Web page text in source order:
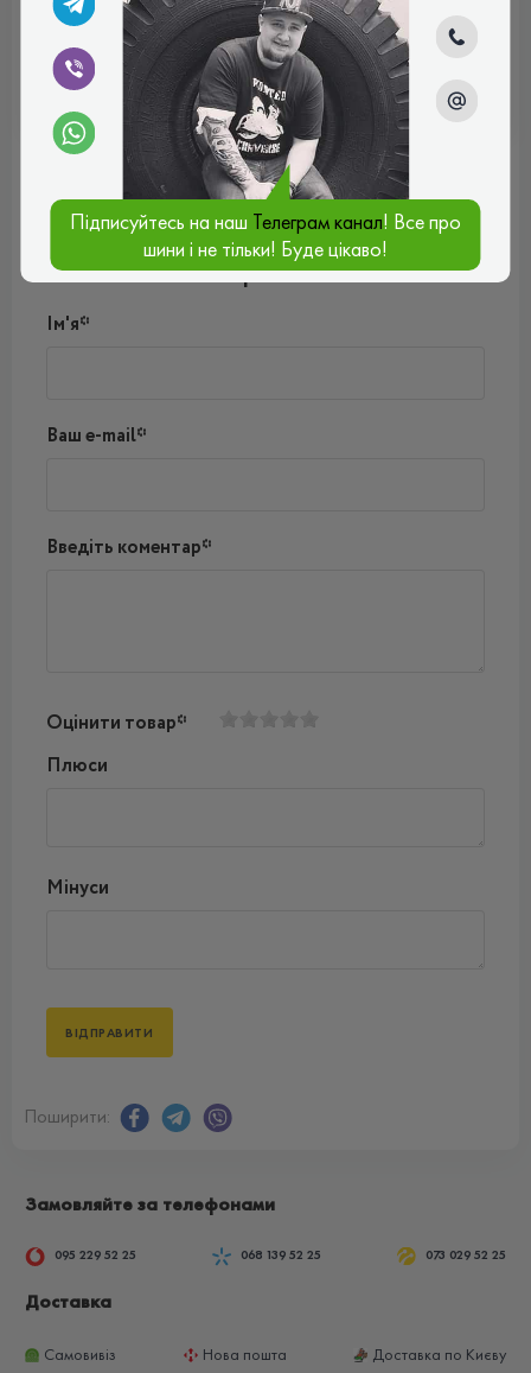
ВСЕСЕЗОННІ
Відгуки (0)
Поки немає коментарів
Написати коментар
Ім'я*
Ваш e-mail*
Введіть коментар*
Оцінити товар*
Плюси
Мінуси
Поширити:
Замовляйте за телефонами
095 229 52 25 068 139 52 25 073 029 52 25
Доставка
Самовивіз Нова пошта Доставка по Києву
Підписуйтесь на наш Телеграм канал! Все про
шини і не тільки! Буде цікаво!